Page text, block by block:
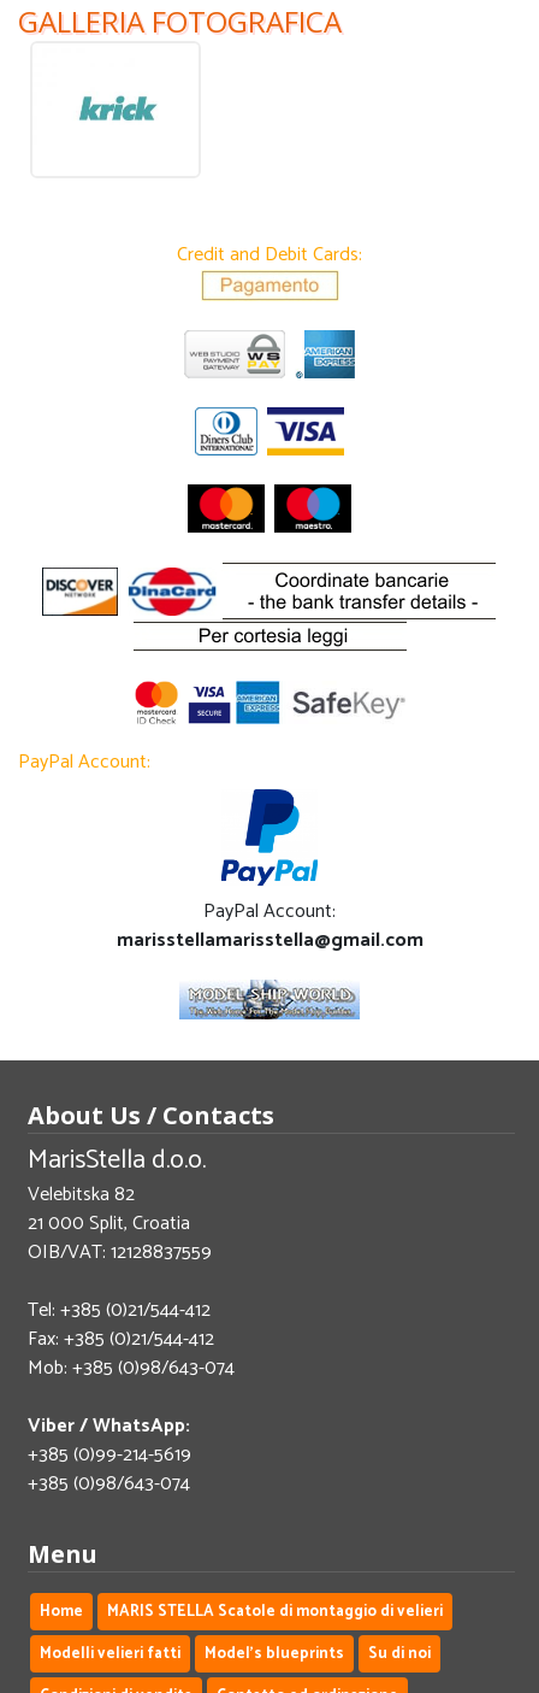
GALLERIA FOTOGRAFICA
Credit and Debit Cards:
PayPal Account:
PayPal Account:
marisstellamarisstella@gmail.com
About Us / Contacts
MarisStella d.o.o.
Velebitska 82
21 000 Split, Croatia
OIB/VAT: 12128837559
Tel: +385 (0)21/544-412
Fax: +385 (0)21/544-412
Mob: +385 (0)98/643-074
Viber / WhatsApp:
+385 (0)99-214-5619
+385 (0)98/643-074
Menu
Home
MARIS STELLA Scatole di montaggio di velieri
Modelli velieri fatti
Model's blueprints
Su di noi